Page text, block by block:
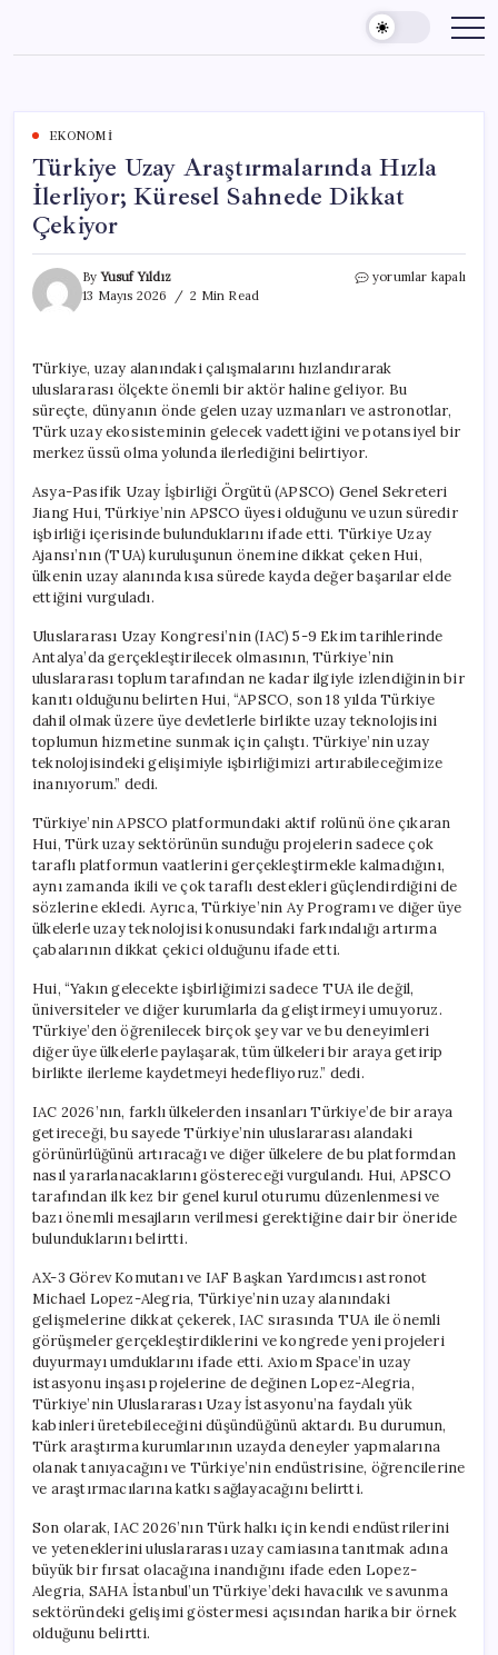
content
EKONOMI
Türkiye Uzay Araştırmalarında Hızla
İlerliyor; Küresel Sahnede Dikkat
Çekiyor
ByYusuf Yıldız
13 Mayıs 2026
2 Min Read
Türkiye
Küresel
Sahnede
Dikkat
Çekiyor
yorumlar kapalı
Türkiye, uzay alanındaki çalışmalarını hızlandırarak
uluslararası ölçekte önemli bir aktör haline geliyor. Bu
süreçte, dünyanın önde gelen uzay uzmanları ve astronotlar,
Türk uzay ekosisteminin gelecek vadettiğini ve potansiyel bir
merkez üssü olma yolunda ilerlediğini belirtiyor.
Asya-Pasifik Uzay İşbirliği Örgütü (APSCO) Genel Sekreteri
Jiang Hui, Türkiye’nin APSCO üyesi olduğunu ve uzun süredir
işbirliği içerisinde bulunduklarını ifade etti. Türkiye Uzay
Ajansı’nın (TUA) kuruluşunun önemine dikkat çeken Hui,
ülkenin uzay alanında kısa sürede kayda değer başarılar elde
ettiğini vurguladı.
Uluslararası Uzay Kongresi’nin (IAC) 5-9 Ekim tarihlerinde
Antalya’da gerçekleştirilecek olmasının, Türkiye’nin
uluslararası toplum tarafından ne kadar ilgiyle izlendiğinin bir
kanıtı olduğunu belirten Hui, “APSCO, son 18 yılda Türkiye
dahil olmak üzere üye devletlerle birlikte uzay teknolojisini
toplumun hizmetine sunmak için çalıştı. Türkiye’nin uzay
teknolojisindeki gelişimiyle işbirliğimizi artırabileceğimize
inanıyorum.” dedi.
Türkiye’nin APSCO platformundaki aktif rolünü öne çıkaran
Hui, Türk uzay sektörünün sunduğu projelerin sadece çok
taraflı platformun vaatlerini gerçekleştirmekle kalmadığını,
aynı zamanda ikili ve çok taraflı destekleri güçlendirdiğini de
sözlerine ekledi. Ayrıca, Türkiye’nin Ay Programı ve diğer üye
ülkelerle uzay teknolojisi konusundaki farkındalığı artırma
çabalarının dikkat çekici olduğunu ifade etti.
Hui, “Yakın gelecekte işbirliğimizi sadece TUA ile değil,
üniversiteler ve diğer kurumlarla da geliştirmeyi umuyoruz.
Türkiye’den öğrenilecek birçok şey var ve bu deneyimleri
diğer üye ülkelerle paylaşarak, tüm ülkeleri bir araya getirip
birlikte ilerleme kaydetmeyi hedefliyoruz.” dedi.
IAC 2026’nın, farklı ülkelerden insanları Türkiye’de bir araya
getireceği, bu sayede Türkiye’nin uluslararası alandaki
görünürlüğünü artıracağı ve diğer ülkelere de bu platformdan
nasıl yararlanacaklarını göstereceği vurgulandı. Hui, APSCO
tarafından ilk kez bir genel kurul oturumu düzenlenmesi ve
bazı önemli mesajların verilmesi gerektiğine dair bir öneride
bulunduklarını belirtti.
AX-3 Görev Komutanı ve IAF Başkan Yardımcısı astronot
Michael Lopez-Alegria, Türkiye’nin uzay alanındaki
gelişmelerine dikkat çekerek, IAC sırasında TUA ile önemli
görüşmeler gerçekleştirdiklerini ve kongrede yeni projeleri
duyurmayı umduklarını ifade etti. Axiom Space’in uzay
istasyonu inşası projelerine de değinen Lopez-Alegria,
Türkiye’nin Uluslararası Uzay İstasyonu’na faydalı yük
kabinleri üretebileceğini düşündüğünü aktardı. Bu durumun,
Türk araştırma kurumlarının uzayda deneyler yapmalarına
olanak tanıyacağını ve Türkiye’nin endüstrisine, öğrencilerine
ve araştırmacılarına katkı sağlayacağını belirtti.
Son olarak, IAC 2026’nın Türk halkı için kendi endüstrilerini
ve yeteneklerini uluslararası uzay camiasına tanıtmak adına
büyük bir fırsat olacağına inandığını ifade eden Lopez-
Alegria, SAHA İstanbul’un Türkiye’deki havacılık ve savunma
sektöründeki gelişimi göstermesi açısından harika bir örnek
olduğunu belirtti.